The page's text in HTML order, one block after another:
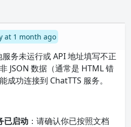
at 1 month ago
务未运行或 API 地址填写不正
JSON 数据（通常是 HTML 错
成功连接到 ChatTTS 服务。
已启动 ：请确认你已按照文档